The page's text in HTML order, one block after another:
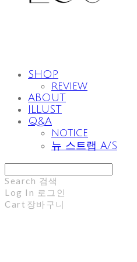
SHOP
review
ABOUT
ILLUST
Q&A
notice
뉴 스트랩 A/S
Search 검색
Log In 로그인
Cart 장바구니